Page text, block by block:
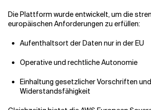
Die Plattform wurde entwickelt, um die
europäischen Anforderungen zu erfüllen:
Aufenthaltsort der Daten nur in der EU
Operative und rechtliche Autonomie
Einhaltung gesetzlicher Vorschriften und
Widerstandsfähigkeit